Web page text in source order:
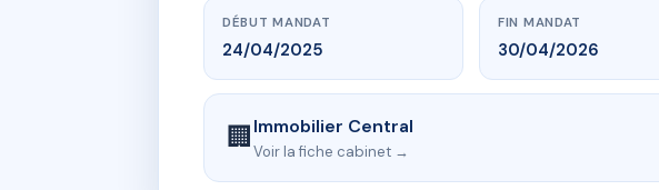
DÉBUT MANDAT
24/04/2025
FIN MANDAT
30/04/2026
🏢Immobilier Central
Voir la fiche cabinet →